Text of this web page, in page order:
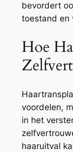
bevordert
toestand en
Hoe
voordelen,
in het
haaruitval